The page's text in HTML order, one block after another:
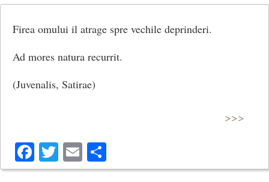
Firea omului il atrage spre vechile deprinderi.
Ad mores natura recurrit.
(Juvenalis, Satirae)
>>>
Facebook
Twitter
Email